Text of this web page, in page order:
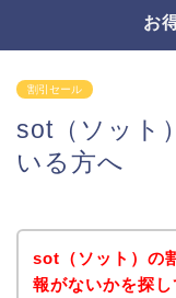
お
割引セール
sot（ソット
いる方へ
sot（ソット）の
報がないかを探